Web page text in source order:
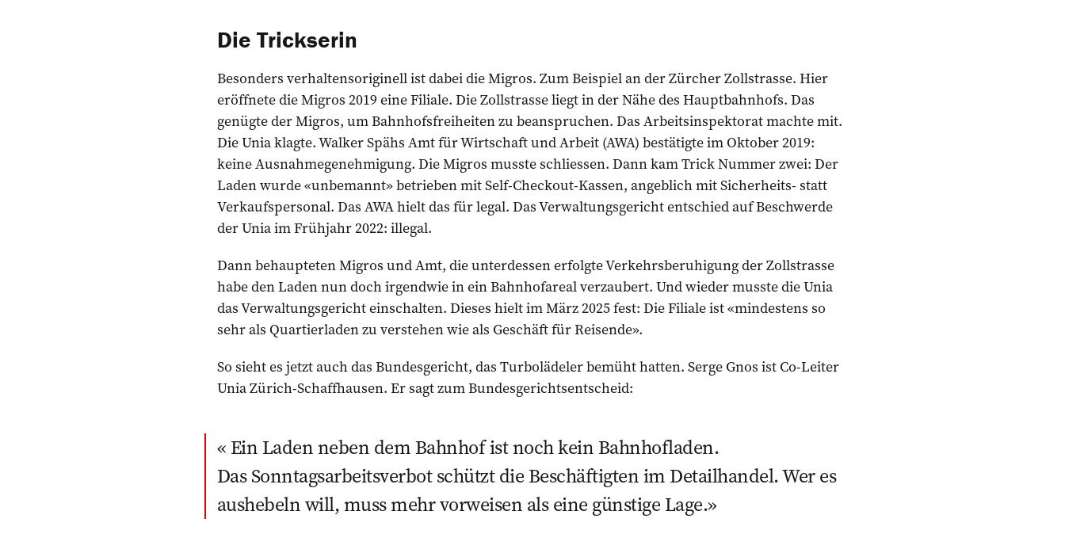
Die Trickserin
Besonders verhaltensoriginell ist dabei die Migros. Zum Beispiel an der Zürcher Zollstrasse. Hier
eröffnete die Migros 2019 eine Filiale. Die Zoll­strasse liegt in der Nähe des Hauptbahnhofs. Das
genügte der Migros, um Bahnhofsfreiheiten zu beanspruchen. Das Arbeitsinspektorat machte mit.
Die Unia klagte. Walker Spähs Amt für Wirtschaft und Arbeit (AWA) bestätigte im Oktober 2019:
keine Ausnahmegenehmigung. Die Migros musste schliessen. Dann kam Trick Nummer zwei: Der
Laden wurde «unbemannt» betrieben mit Self-Checkout-Kassen, angeblich mit Sicherheits- statt
Verkaufspersonal. Das AWA hielt das für legal. Das Verwaltungsgericht entschied auf Beschwerde
der Unia im Frühjahr 2022: illegal.
Dann behaupteten Migros und Amt, die unterdessen erfolgte Verkehrsberuhigung der Zollstrasse
habe den Laden nun doch irgendwie in ein Bahnhofareal verzaubert. Und wieder musste die Unia
das Verwaltungsgericht einschalten. Dieses hielt im März 2025 fest: Die Filiale ist «mindestens so
sehr als Quartierladen zu verstehen wie als Geschäft für Reisende».
So sieht es jetzt auch das Bundesgericht, das Turbolädeler bemüht hatten. Serge Gnos ist Co-Leiter
Unia Zürich-Schaffhausen. Er sagt zum Bundesgerichtsentscheid:
Ein Laden neben dem Bahnhof ist noch kein Bahnhofladen.
Das Sonntagsarbeitsverbot schützt die Beschäftigten im Detailhandel. Wer es
aushebeln will, muss mehr vorweisen als eine günstige Lage.